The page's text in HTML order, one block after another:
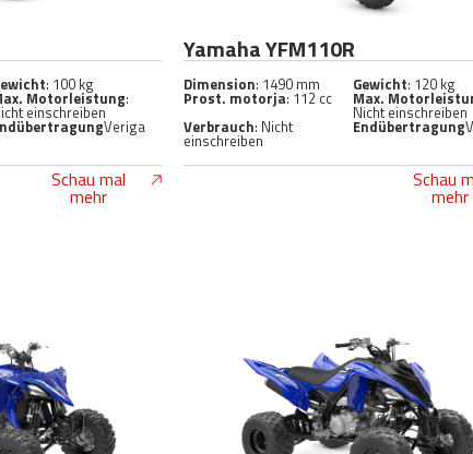
: 100 kg
Motorleistung:
einschreiben
Veriga
Schau mal
mehr
Yamaha YFM110R
Dimension: 1490 mm Gewicht: 120 kg
Prost. motorja: 112 cc Max.
Nicht einschreiben
Verbrauch: Nicht
einschreiben
Endübertragung
Schau
mehr